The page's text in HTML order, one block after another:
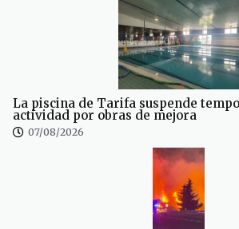
La piscina de Tarifa suspende
actividad por obras de mejora
07/08/2026